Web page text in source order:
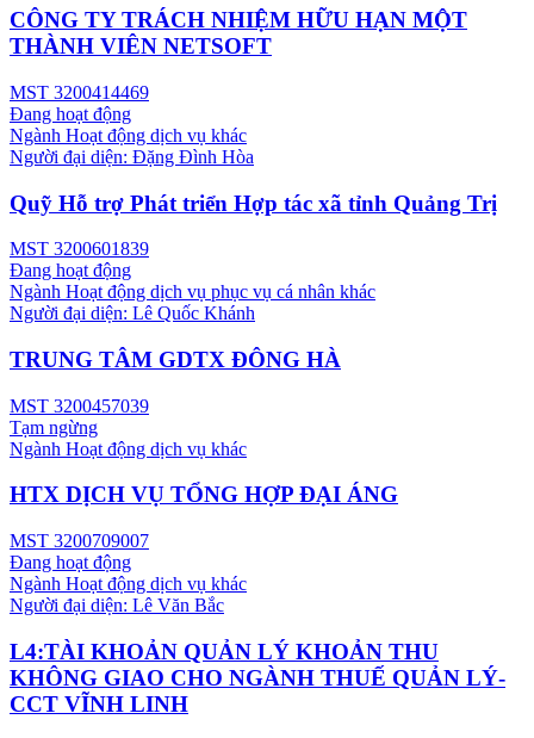
CÔNG TY TRÁCH NHIỆM HỮU HẠN MỘT
THÀNH VIÊN NETSOFT
MST 3200414469
Đang hoạt động
Ngành Hoạt động dịch vụ khác
Người đại diện: Đặng Đình Hòa
Quỹ Hỗ trợ Phát triển Hợp tác xã tỉnh Quảng Trị
MST 3200601839
Đang hoạt động
Ngành Hoạt động dịch vụ phục vụ cá nhân khác
Người đại diện: Lê Quốc Khánh
TRUNG TÂM GDTX ĐÔNG HÀ
MST 3200457039
Tạm ngừng
Ngành Hoạt động dịch vụ khác
HTX DỊCH VỤ TỔNG HỢP ĐẠI ÁNG
MST 3200709007
Đang hoạt động
Ngành Hoạt động dịch vụ khác
Người đại diện: Lê Văn Bắc
L4:TÀI KHOẢN QUẢN LÝ KHOẢN THU
KHÔNG GIAO CHO NGÀNH THUẾ QUẢN LÝ-
CCT VĨNH LINH